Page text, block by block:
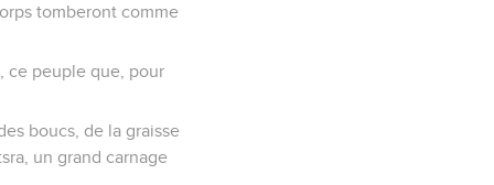
tomberont comme
ce peuple que, pour
boucs, de la graisse
un grand carnage